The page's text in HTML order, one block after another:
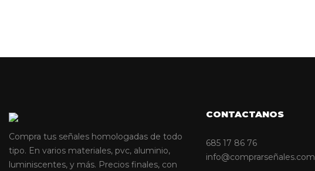
Compra tus señales homologadas de todo
tipo. En varios materiales, pvc, aluminio,
luminiscentes, y más. Precios finales, con
CONTACTANOS
685 17 86 76
info@comprarseñales.com